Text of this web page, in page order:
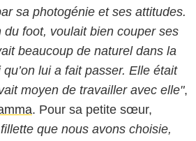
sa photogénie et ses attitudes.
foot, voulait bien couper ses
beaucoup de naturel dans la
lui a fait passer. Elle était
moyen de travailler avec elle",
. Pour sa petite sœur,
que nous avons choisie,